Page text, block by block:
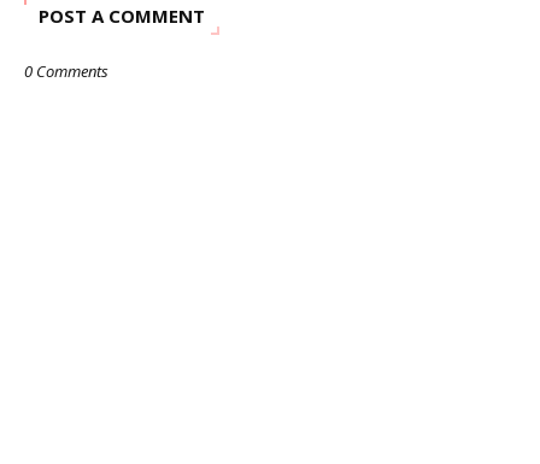
POST A COMMENT
0 Comments